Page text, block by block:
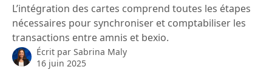
L’intégration des cartes comprend toutes les étapes
nécessaires pour synchroniser et comptabiliser les
transactions entre amnis et bexio.
Écrit par Sabrina Maly
16 juin 2025